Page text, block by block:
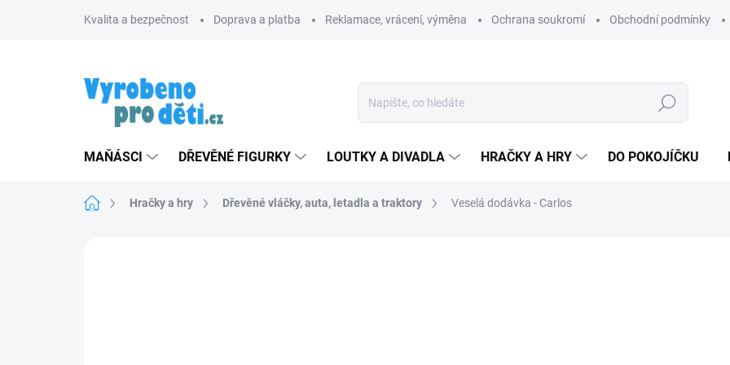
Kvalita a bezpečnost Doprava a platba Reklamace, vrácení, výměna Ochrana soukromí Obchodní podmínky
Hledat
MAŇÁSCI DŘEVĚNÉ FIGURKY LOUTKY A DIVADLA HRAČKY A HRY DO POKOJÍČKU
Domů Hračky a hry Dřevěné vláčky, auta, letadla a traktory Veselá dodávka - Carlos